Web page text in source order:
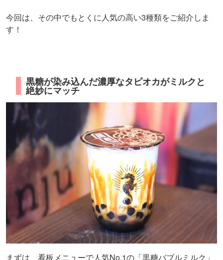
今回は、その中でもとくに人気の高い3種類をご紹介しま
す！
黒糖が染み込んだ濃厚なタピオカがミルクと
絶妙にマッチ
まずは、看板メニューで人気No.1の「黒糖バブルミルク」